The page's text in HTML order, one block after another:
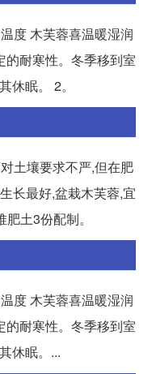
度 木芙蓉喜温暖湿润
的耐寒性。冬季移到室
眠。 2。
土壤要求不严,但在肥
长最好,盆栽木芙蓉,宜
土3份配制。
度 木芙蓉喜温暖湿润
的耐寒性。冬季移到室
休眠。...